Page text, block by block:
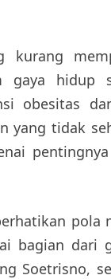
kurang
gaya hidup
obesitas
yang tidak
pola
bagian dari
Soetrisno,